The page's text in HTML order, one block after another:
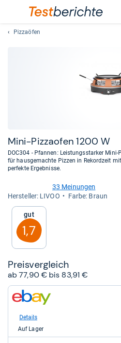
Pizzaöfen
Mini-​Piz­zao­fen 1200 W
DOC304 - Pfannen: Leistungsstarker Mini-
für hausgemachte Pizzen in Rekordzeit
perfekte Ergebnisse.
von
Sternen
33 Meinungen
Her­stel­ler: LIVOO
Farbe: Braun
Gut
1,7
Preis­ver­gleich
ab 77,90 € bis 83,91 €
zum
Shop:
eBay
77,90
kaufen.
Details
Auf Lager